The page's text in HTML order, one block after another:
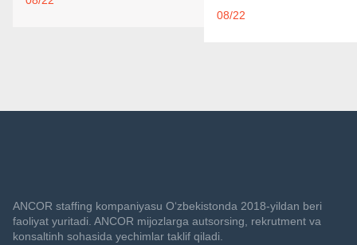
08/22
ANCOR staffing kompaniyasu O‘zbekistonda 2018-yildan beri
faoliyat yuritadi. ANCOR mijozlarga autsorsing, rekrutment va
konsaltinh sohasida yechimlar taklif qiladi.